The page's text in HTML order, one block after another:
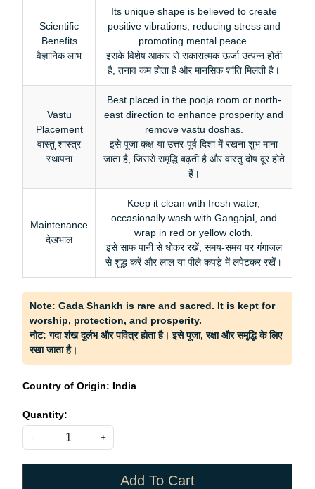
Scientific
Benefits
वैज्ञानिक लाभ
Its unique shape is believed to create
positive vibrations, reducing stress and
promoting mental peace.
इसके विशेष आकार से सकारात्मक ऊर्जा उत्पन्न होती
है, तनाव कम होता है और मानसिक शांति मिलती है।
Vastu
Placement
वास्तु शास्त्र
स्थापना
Best placed in the pooja room or north-
east direction to enhance prosperity and
remove vastu doshas.
इसे पूजा कक्ष या उत्तर-पूर्व दिशा में रखना शुभ माना
जाता है, जिससे समृद्धि बढ़ती है और वास्तु दोष दूर होते
हैं।
Maintenance
देखभाल
Keep it clean with fresh water,
occasionally wash with Gangajal, and
wrap in red or yellow cloth.
इसे साफ पानी से धोकर रखें, समय-समय पर गंगाजल
से शुद्ध करें और लाल या पीले कपड़े में लपेटकर रखें।
Note: Gada Shankh is rare and sacred. It is kept for
worship, protection, and prosperity.
नोट: गदा शंख दुर्लभ और पवित्र होता है। इसे पूजा, रक्षा और समृद्धि के लिए
रखा जाता है।
Country of Origin: India
Quantity:
- +
Add To Cart